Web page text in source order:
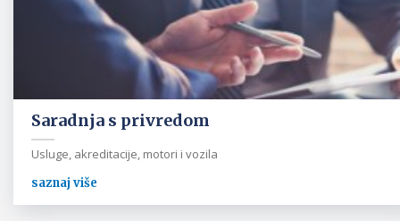
Saradnja s privredom
Usluge, akreditacije, motori i vozila
saznaj više